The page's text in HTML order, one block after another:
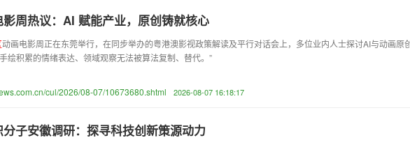
影周热议：AI 赋能产业，原创铸就核心
动画电影周正在东莞举行，在同步举办的粤港澳影视政策解读及平行对话会上，多位业内人士探讨AI与动
绘积累的情绪表达、领域观察无法被算法复制、替代。”
cul/2026/08-07/10673680.shtml 2026-08-07 16:18:17
子安徽调研：探寻科技创新策源动力